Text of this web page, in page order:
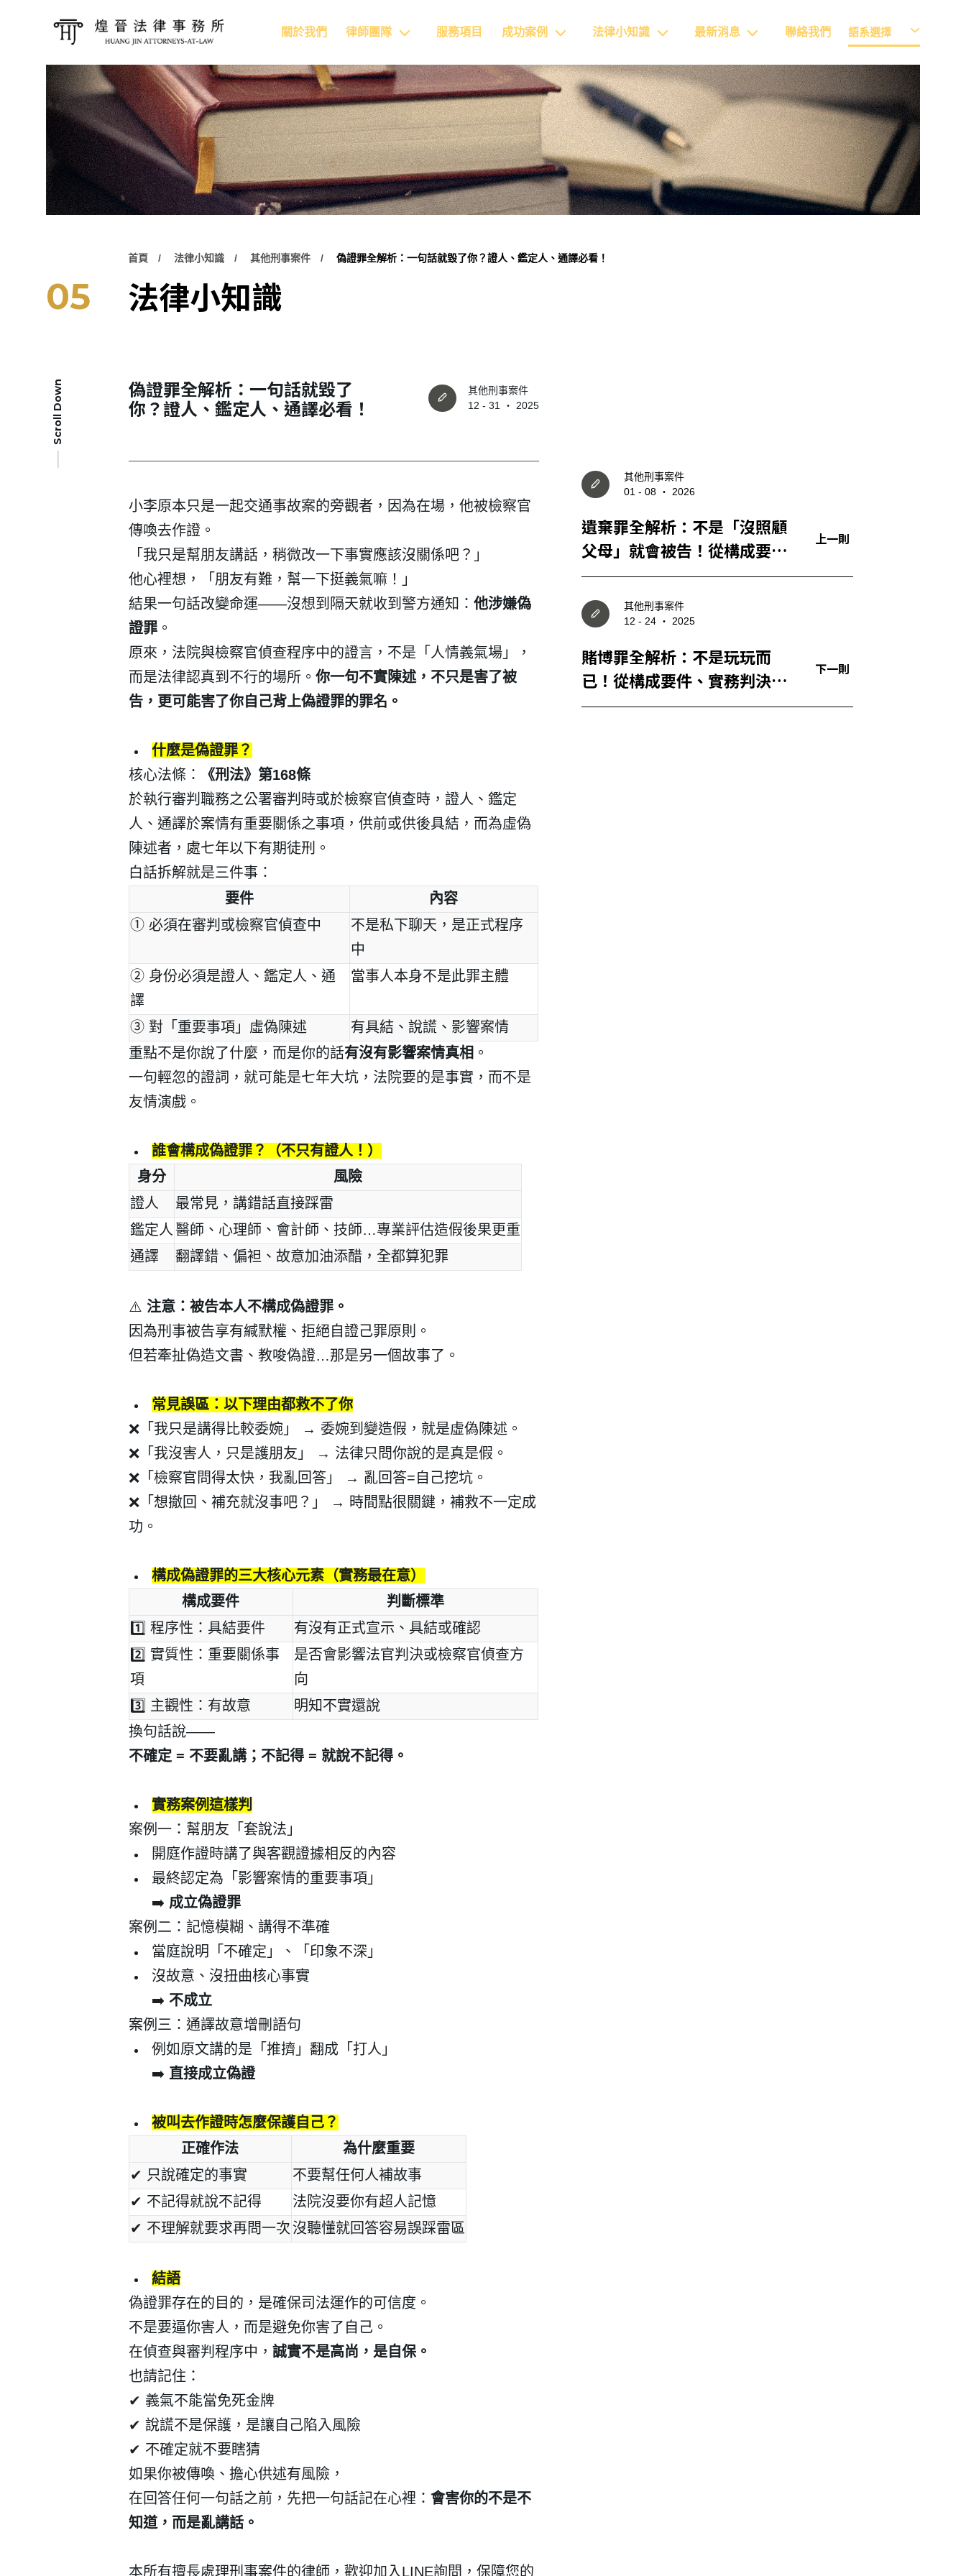
語系選擇
關於我們 律師團隊 服務項目 成功案例 法律小知識 最新消息 聯絡我們
會員登入
登 入
建立專屬帳號
05
首頁 法律小知識 其他刑事案件 偽證罪全解析：一句話就毀了你？證人、鑑定人、通譯必看！
法律小知識
Scroll Down
其他刑事案件
01 - 08 ‧ 2026
遺棄罪全解析：不是「沒照顧
父母」就會被告！從構成要
件、實務判斷到常見誤解，一
篇說清楚
上一則
其他刑事案件
12 - 24 ‧ 2025
賭博罪全解析：不是玩玩而
已！從構成要件、實務判決到
風險自保，一篇把「賭博」說
下一則
偽證罪全解析：一句話就毀了
你？證人、鑑定人、通譯必看！
其他刑事案件
12 - 31 ‧ 2025
小李原本只是一起交通事故案的旁觀者，因為在場，他被檢察官
傳喚去作證。
「我只是幫朋友講話，稍微改一下事實應該沒關係吧？」
他心裡想，「朋友有難，幫一下挺義氣嘛！」
結果一句話改變命運——沒想到隔天就收到警方通知： 他涉嫌偽
證罪。
原來，法院與檢察官偵查程序中的證言，不是「人情義氣場」，
而是法律認真到不行的場所。 你一句不實陳述，不只是害了被
告，更可能害了你自己背上偽證罪的罪名。
什麼是偽證罪？
核心法條：
《刑法》第168條
於執行審判職務之公署審判時或於檢察官偵查時，證人、鑑定
人、通譯於案情有重要關係之事項，供前或供後具結，而為虛偽
陳述者，處七年以下有期徒刑。
白話拆解就是三件事：
要件
內容
① 必須在審判或檢察官偵查中
不是私下聊天，是正式程序
中
② 身份必須是證人、鑑定人、通
譯
當事人本身不是此罪主體
③ 對「重要事項」虛偽陳述
有具結、說謊、影響案情
重點不是你說了什麼，而是你的話有沒有影響案情真相 。
一句輕忽的證詞，就可能是七年大坑，法院要的是事實，而不是
友情演戲。
誰會構成偽證罪？（不只有證人！）
身分
風險
證人
最常見，講錯話直接踩雷
鑑定人 醫師、心理師、會計師、技師…專業評估造假後果更重
通譯
翻譯錯、偏袒、故意加油添醋，全都算犯罪
⚠️ 注意：被告本人不構成偽證罪。
因為刑事被告享有緘默權、拒絕自證己罪原則。
但若牽扯偽造文書、教唆偽證…那是另一個故事了。
常見誤區：以下理由都救不了你
❌「我只是講得比較委婉」 → 委婉到變造假，就是虛偽陳述。
❌「我沒害人，只是護朋友」 → 法律只問你說的是真是假。
❌「檢察官問得太快，我亂回答」 → 亂回答= 自己挖坑。
❌「想撤回、補充就沒事吧？」 → 時間點很關鍵，補救不一定成
功。
構成偽證罪的三大核心元素（實務最在意）
構成要件
判斷標準
1️⃣ 程序性：具結要件
有沒有正式宣示、具結或確認
2️⃣ 實質性：重要關係事
項
是否會影響法官判決或檢察官偵查方
向
3️⃣ 主觀性：有故意
明知不實還說
換句話說——
不確定= 不要亂講；不記得= 就說不記得。
實務案例這樣判
案例一：幫朋友「套說法」
開庭作證時講了與客觀證據相反的內容
最終認定為「影響案情的重要事項」
➡️ 成立偽證罪
案例二：記憶模糊、講得不準確
當庭說明「不確定」、「印象不深」
沒故意、沒扭曲核心事實
➡️ 不成立
案例三：通譯故意增刪語句
例如原文講的是「推擠」翻成「打人」
➡️ 直接成立偽證
被叫去作證時怎麼保護自己？
正確作法
為什麼重要
✔ 只說確定的事實
不要幫任何人補故事
✔ 不記得就說不記得
法院沒要你有超人記憶
✔ 不理解就要求再問一次 沒聽懂就回答容易誤踩雷區
結語
偽證罪存在的目的，是確保司法運作的可信度。
不是要逼你害人，而是避免你害了自己。
在偵查與審判程序中， 誠實不是高尚，是自保。
也請記住：
✔ 義氣不能當免死金牌
✔ 說謊不是保護，是讓自己陷入風險
✔ 不確定就不要瞎猜
如果你被傳喚、擔心供述有風險，
在回答任何一句話之前，先把一句話記在心裡： 會害你的不是不
知道，而是亂講話。
本所有擅長處理刑事案件的律師，歡迎加入LINE詢問，保障您的